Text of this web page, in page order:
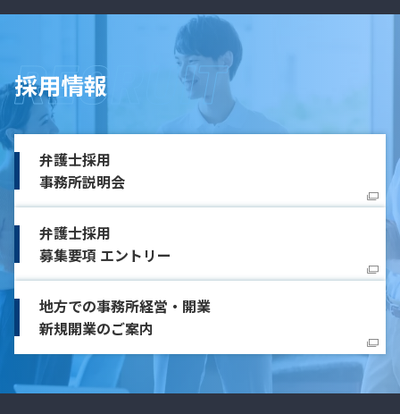
採用情報
弁護士採用
事務所説明会
弁護士採用
募集要項 エントリー
地方での事務所経営・開業
新規開業のご案内